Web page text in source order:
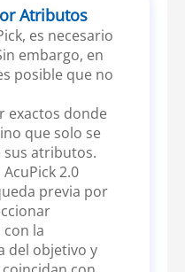
Atributos
es necesario
embargo, en
posible que no
exactos donde
que solo se
sus atributos.
2.0
previa por
la
del objetivo y